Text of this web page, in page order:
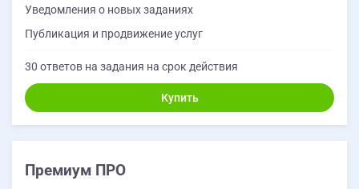
Уведомления о новых заданиях
Публикация и продвижение услуг
30 ответов на задания на срок действия
Купить
Премиум ПРО